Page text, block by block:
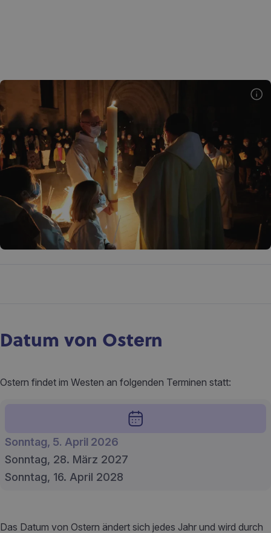
Datum von Ostern
Ostern findet im Westen an folgenden Terminen statt:
Sonntag, 5. April 2026
Sonntag, 28. März 2027
Sonntag, 16. April 2028
Das Datum von Ostern ändert sich jedes Jahr und wird durch